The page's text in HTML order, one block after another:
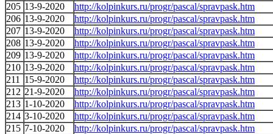
205 13-9-2020
http://kolpinkurs.ru/progr/pascal/spravpask.htm
206 13-9-2020
http://kolpinkurs.ru/progr/pascal/spravpask.htm
207 13-9-2020
http://kolpinkurs.ru/progr/pascal/spravpask.htm
208 13-9-2020
http://kolpinkurs.ru/progr/pascal/spravpask.htm
209 13-9-2020
http://kolpinkurs.ru/progr/pascal/spravpask.htm
210 13-9-2020
http://kolpinkurs.ru/progr/pascal/spravpask.htm
211
15-9-2020
http://kolpinkurs.ru/progr/pascal/spravpask.htm
212 21-9-2020
http://kolpinkurs.ru/progr/pascal/spravpask.htm
213 1-10-2020
http://kolpinkurs.ru/progr/pascal/spravpask.htm
214 3-10-2020
http://kolpinkurs.ru/progr/pascal/spravpask.htm
215 7-10-2020
http://kolpinkurs.ru/progr/pascal/spravpask.htm